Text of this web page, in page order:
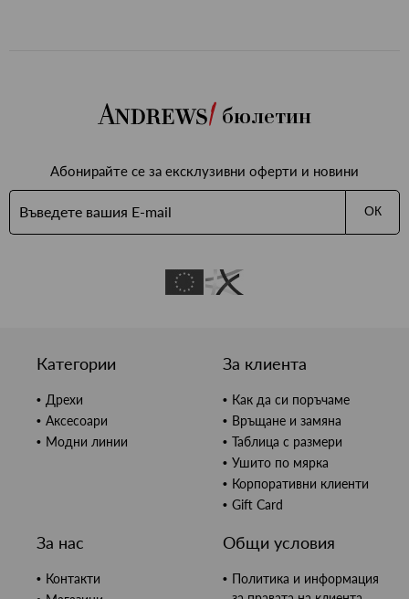
бюлетин
Абонирайте се за ексклузивни оферти и новини
ОК
Категории
Дрехи
Аксесоари
Модни линии
За клиента
Как да си поръчаме
Връщане и замяна
Таблица с размери
Ушито по мярка
Корпоративни клиенти
Gift Card
За нас
Контакти
Общи условия
Политика и информация